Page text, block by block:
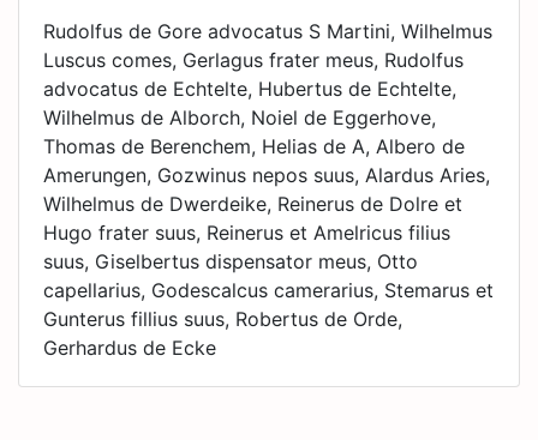
Rudolfus de Gore advocatus S Martini, Wilhelmus
Luscus comes, Gerlagus frater meus, Rudolfus
advocatus de Echtelte, Hubertus de Echtelte,
Wilhelmus de Alborch, Noiel de Eggerhove,
Thomas de Berenchem, Helias de A, Albero de
Amerungen, Gozwinus nepos suus, Alardus Aries,
Wilhelmus de Dwerdeike, Reinerus de Dolre et
Hugo frater suus, Reinerus et Amelricus filius
suus, Giselbertus dispensator meus, Otto
capellarius, Godescalcus camerarius, Stemarus et
Gunterus fillius suus, Robertus de Orde,
Gerhardus de Ecke